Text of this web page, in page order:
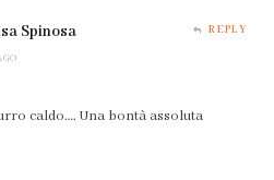
Spinosa REPLY
caldo…. Una bontà assoluta